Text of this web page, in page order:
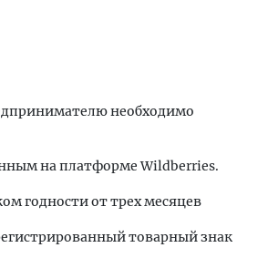
необходимо
на платформе Wildberries.
годности от трех месяцев
товарный знак